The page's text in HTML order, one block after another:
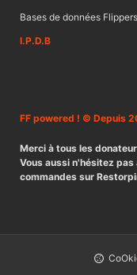
Bases de données Flippers
I.P.D.B
FF powered ! © Depuis
Merci à tous les
Vous aussi n'hésitez
commandes sur